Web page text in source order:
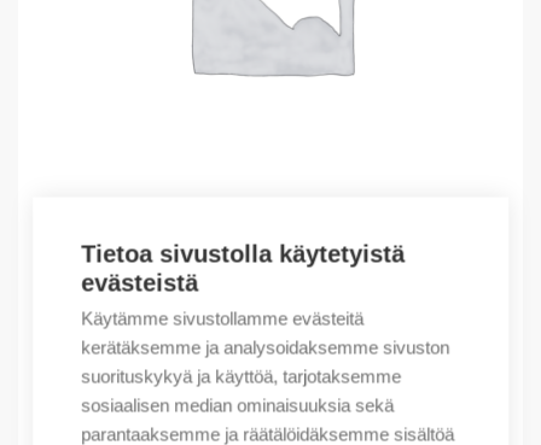
Tietoa sivustolla käytetyistä
evästeistä
Käytämme sivustollamme evästeitä
kerätäksemme ja analysoidaksemme sivuston
suorituskykyä ja käyttöä, tarjotaksemme
sosiaalisen median ominaisuuksia sekä
parantaaksemme ja räätälöidäksemme sisältöä
Outlet – Erikoishinnat
(X) DX-3C 32A 6kA
4,70€/ myyntierä
Myyntierä sis. 1 kpl